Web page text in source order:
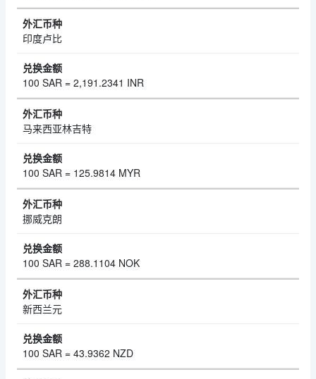
印度卢比
100 SAR = 2,191.2341 INR
马来西亚林吉特
100 SAR = 125.9814 MYR
挪威克朗
100 SAR = 288.1104 NOK
新西兰元
100 SAR = 43.9362 NZD